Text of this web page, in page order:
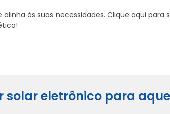
às suas necessidades. Clique aqui para
solar eletrônico para